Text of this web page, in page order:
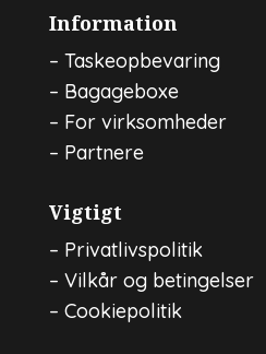
Information
– Taskeopbevaring
– Bagageboxe
– For virksomheder
– Partnere
Vigtigt
– Privatlivspolitik
– Vilkår og betingelser
– Cookiepolitik